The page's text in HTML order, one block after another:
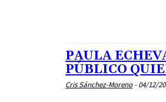
PAULA
PÚBLICO
Cris Sánchez-Moreno - 04/12/